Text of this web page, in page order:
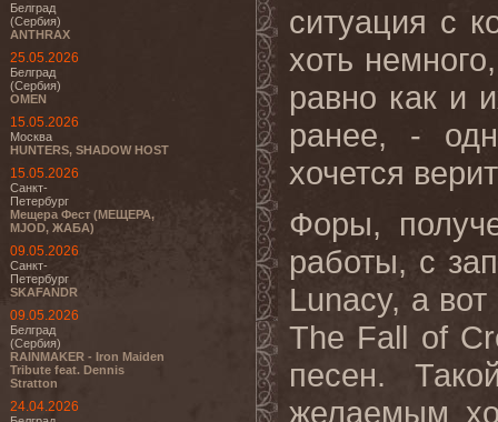
Белград
(Сербия)
ANTHRAX
25.05.2026
Белград
(Сербия)
OMEN
15.05.2026
Москва
HUNTERS, SHADOW HOST
15.05.2026
Санкт-
Петербург
Мещера Фест (МЕЩЕРА,
MJOD, ЖАБА)
09.05.2026
Санкт-
Петербург
SKAFANDR
09.05.2026
Белград
(Сербия)
RAINMAKER - Iron Maiden
Tribute feat. Dennis
Stratton
24.04.2026
ситуация с
хоть
равно как и
ранее, -
хочется
Форы,
работы, с
Lunacy, а
The Fall of
песен.
желаемым